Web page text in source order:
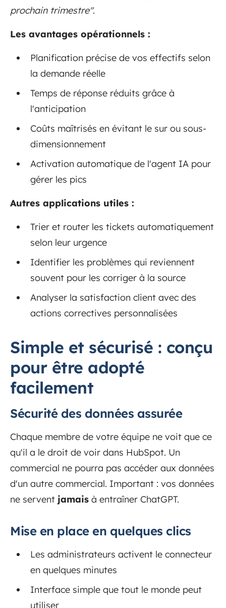
prochain trimestre".
Les avantages opérationnels :
Planification précise de vos effectifs selon
la demande réelle
Temps de réponse réduits grâce à
l'anticipation
Coûts maîtrisés en évitant le sur ou sous-
dimensionnement
Activation automatique de l'agent IA pour
gérer les pics
Autres applications utiles :
Trier et router les tickets automatiquement
selon leur urgence
Identifier les problèmes qui reviennent
souvent pour les corriger à la source
Analyser la satisfaction client avec des
actions correctives personnalisées
Simple et sécurisé : conçu
pour être adopté
facilement
Sécurité des données assurée
Chaque membre de votre équipe ne voit que ce
qu'il a le droit de voir dans HubSpot. Un
commercial ne pourra pas accéder aux données
d'un autre commercial. Important : vos données
ne servent jamais à entraîner ChatGPT.
Mise en place en quelques clics
Les administrateurs activent le connecteur
en quelques minutes
Interface simple que tout le monde peut
utiliser